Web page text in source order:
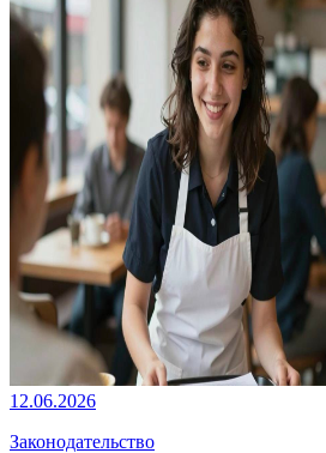
12.06.2026
Законодательство